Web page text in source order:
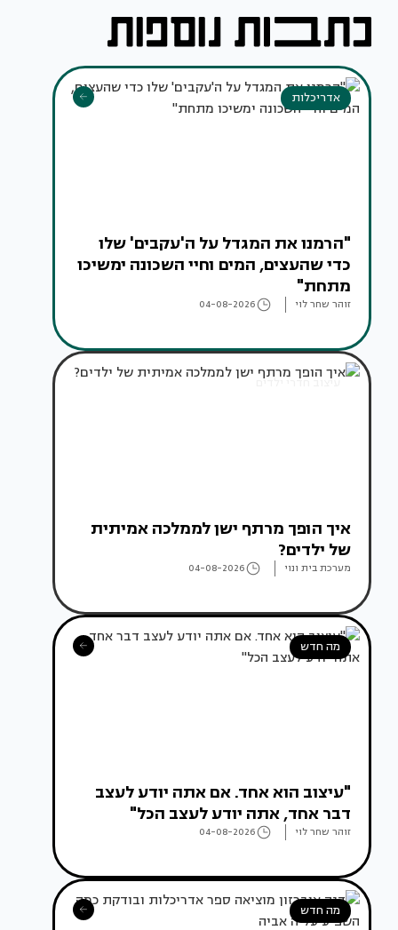
אדריכלות
"הרמנו את המגדל על ה'עקבים' שלו
כדי שהעצים, המים וחיי השכונה ימשיכו
מתחת"
זוהר שחר לוי 04-08-2026
עיצוב חדרי ילדים
איך הופך מרתף ישן לממלכה אמיתית
של ילדים?
מערכת בית ונוי 04-08-2026
מה חדש
"עיצוב הוא אחד. אם אתה יודע לעצב
דבר אחד, אתה יודע לעצב הכל"
זוהר שחר לוי 04-08-2026
מה חדש